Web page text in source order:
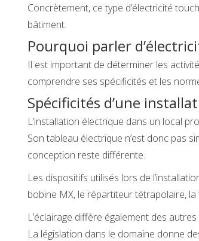
Concrètement, ce type d’électricité
bâtiment.
Pourquoi parler
Il est important de déterminer les
comprendre ses spécificités et les
Spécificités d’une
L’installation électrique dans un local
Son tableau électrique n’est donc pas
conception reste différente.
Les dispositifs utilisés lors de
bobine MX, le répartiteur tétrapolaire, la
L’éclairage diffère également des
La législation dans le domaine donne